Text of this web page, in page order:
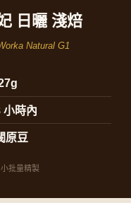
日曬 淺焙
Natural G1
小時內
原豆
批量精製